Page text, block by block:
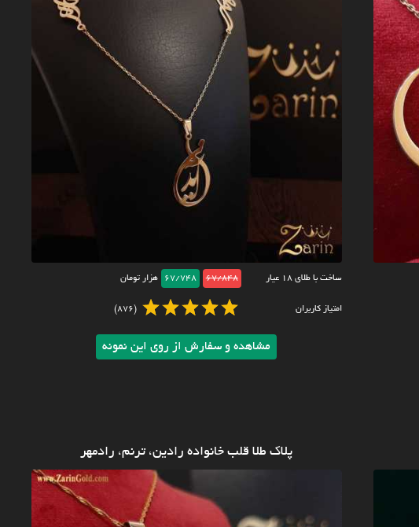
ساخت با طلای ۱۸ عیار 67/848
67/748 هزار تومان
امتیاز کاربران (876)
مشاهده و سفارش از روی این نمونه
پلاک طلا قلب خانواده رادین، ترنم، رادمهر